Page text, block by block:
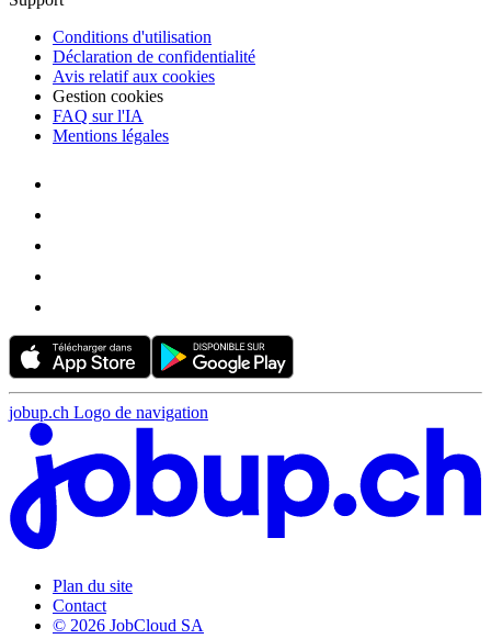
Conditions d'utilisation
Déclaration de confidentialité
Avis relatif aux cookies
Gestion cookies
FAQ sur l'IA
Mentions légales
jobup.ch Logo de navigation
Plan du site
Contact
© 2026 JobCloud SA